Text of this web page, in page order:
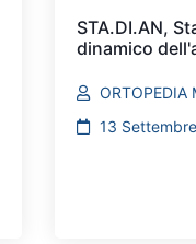
STA.DI.AN,
dinamico
ORTOPEDIA
13